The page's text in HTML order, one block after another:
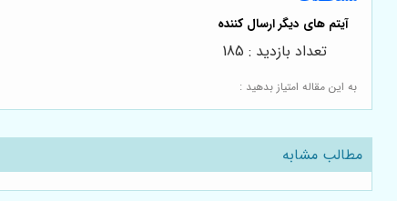
به این مقاله امتیاز بدهید :
تعداد بازدید : 185
مطالب مشابه